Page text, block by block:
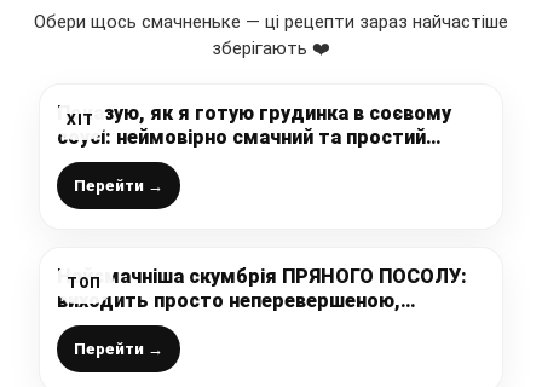
Обери щось смачненьке — ці рецепти зараз найчастіше
зберігають ❤️
ХІТ
Показую, як я готую грудинка в соєвому
соусі: неймовірно смачний та простий
рецепт соковитої, ароматної і ніжної
грудинки від шеф-кухаря
Перейти →
ТОП
Найсмачніша скумбрія ПРЯНОГО ПОСОЛУ:
виходить просто неперевершеною,
магазинна і “збоку не стоїть”, як каже мій
чоловік, обов’язково приготуйте за цим
рецептом
Перейти →